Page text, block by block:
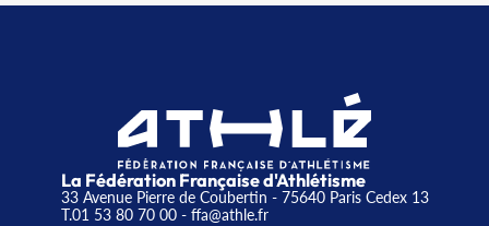
La Fédération Française d'Athlétisme
33 Avenue Pierre de Coubertin - 75640 Paris Cedex 13
T.01 53 80 70 00- ffa@athle.fr